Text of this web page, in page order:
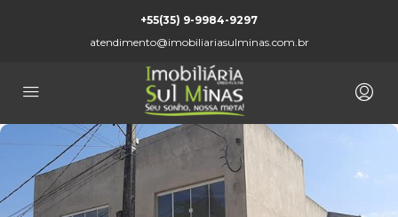
+55(35) 9-9984-9297
atendimento@imobiliariasulminas.com.br